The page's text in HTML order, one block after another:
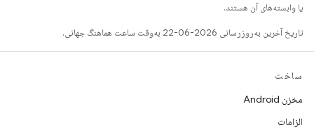
یا وابسته‌های آن هستند.
تاریخ آخرین به‌روزرسانی 2026-06-22 به‌وقت ساعت هماهنگ جهانی.
ساخت
مخزن Android
الزامات